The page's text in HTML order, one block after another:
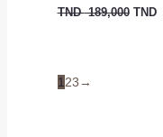
TND189,000 TND
1 23→